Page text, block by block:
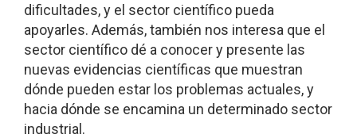
dificultades, y el sector científico pueda
apoyarles. Además, también nos interesa que el
sector científico dé a conocer y presente las
nuevas evidencias científicas que muestran
dónde pueden estar los problemas actuales, y
hacia dónde se encamina un determinado sector
industrial.